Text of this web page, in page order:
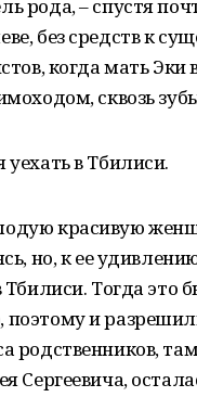
рода, – спустя
без средств к
когда мать
сквозь
в Тбилиси.
красивую
но, к ее
Тбилиси. Тогда
и
родственников,
Сергеевича,